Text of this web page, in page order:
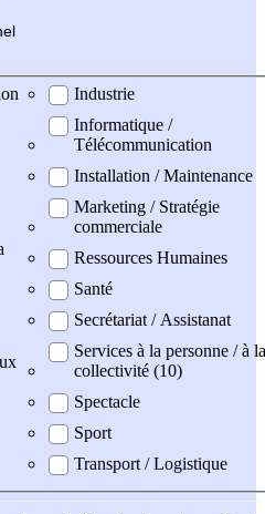
Industrie
Informatique /
Télécommunication
Installation / Maintenance
Marketing / Stratégie
commerciale
Ressources Humaines
Santé
Secrétariat / Assistanat
Services à la personne / à la
collectivité (10)
Spectacle
Sport
Transport / Logistique